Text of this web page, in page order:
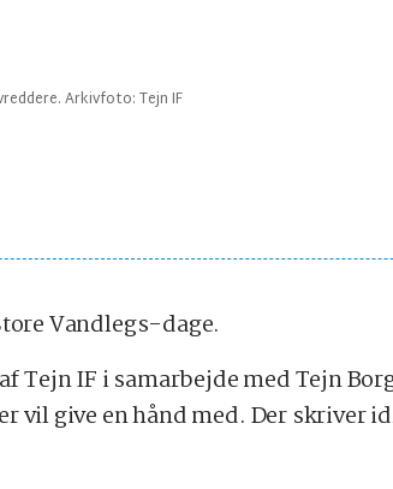
Arkivfoto: Tejn IF
Vandlegs-dage.
Tejn IF i samarbejde med Tejn
vil give en hånd med. Der skriver